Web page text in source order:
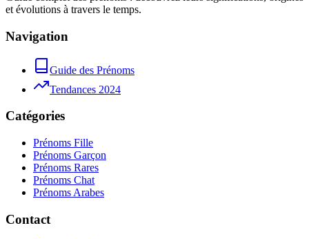
et évolutions à travers le temps.
Navigation
Guide des Prénoms
Tendances 2024
Catégories
Prénoms Fille
Prénoms Garçon
Prénoms Rares
Prénoms Chat
Prénoms Arabes
Contact